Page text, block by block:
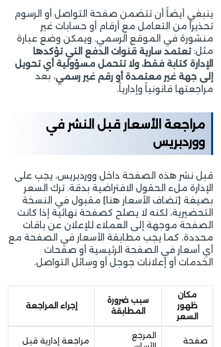
ينبغي أيضاً أن تتضمن صفحة التواصل أو الرسوم
تحذيراً من التعامل مع أرقام أو حسابات غير
منشورة في الموقع الرسمي. ويمكن وضع عبارة
مثل:تعتمد سارية قنوات الدفع التي تؤكدها
الإدارة كتابة فقط، ولا تتحمل مسؤولية أي تحويل
إلى جهة غير معتمدة أو رقم غير رسمي، بعد
مراجعتها قانونياً وإدارياً.
مراجعة الأسعار قبل النشر في
ووردبريس
قبل نشر هذه الصفحة داخل ووردبريس، يجب على
الإدارة ملء الحقول الافتراضية بدقة. ترك السعر
بصيغة [تضاف الأسعار هنا] مقبول في النسخة
التحضيرية، لكنه لا يصلح كصفحة نهائية إذا كانت
الصفحة موجهة إلى العملاء للإعلان عن باقات
محددة. كما يجب مطابقة الأسعار في الصفحة مع
أي أسعار في الصفحة الرئيسية أو صفحات
الخدمات أو إعلانات جوجل أو وسائل التواصل.
مكان
ظهور
السعر
سبب ضرورة
المطابقة
إجراء المراجعة
صفحة
المرجع
مراجعة إدارية قبل